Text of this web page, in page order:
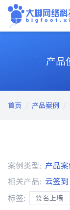
产品
首页 / 产品案例 /
案例类型:
产品案
相关产品:
云签到
标签: 签名上墙